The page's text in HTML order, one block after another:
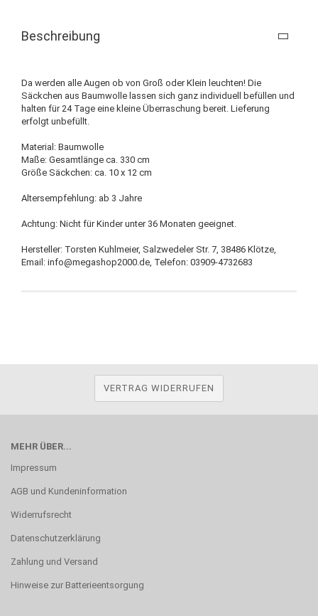
Beschreibung
Da werden alle Augen ob von Groß oder Klein leuchten! Die
Säckchen aus Baumwolle lassen sich ganz individuell befüllen und
halten für 24 Tage eine kleine Überraschung bereit. Lieferung
erfolgt unbefüllt.
Material: Baumwolle
Maße: Gesamtlänge ca. 330 cm
Größe Säckchen: ca. 10 x 12 cm
Altersempfehlung: ab 3 Jahre
Achtung: Nicht für Kinder unter 36 Monaten geeignet.
Hersteller: Torsten Kuhlmeier, Salzwedeler Str. 7, 38486 Klötze,
Email: info@megashop2000.de, Telefon: 03909-4732683
VERTRAG WIDERRUFEN
MEHR ÜBER...
Impressum
AGB und Kundeninformation
Widerrufsrecht
Datenschutzerklärung
Zahlung und Versand
Hinweise zur Batterieentsorgung